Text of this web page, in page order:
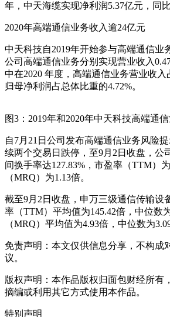
年，中天海缆实现净利润5.37亿元，同比
2020年高端通信业务收入逾24亿元
中天科技自2019年开始参与高端通信业
公司高端通信业务分别实现营业收入
中在2020 年度，高端通信业务营业收入
归母净利润占总体比重的4.72%。
图3：2019年和2020年中天科技高端通
自7月21日公司发布高端通信业务风险
续两个交易日跌停，至9月2日收盘，公
间换手率达127.83%，市盈率（TTM）
（MRQ）为1.13倍。
截至9月2日收盘，申万三级通信传输设
率（TTM）平均值为145.42倍，中位数
（MRQ）平均值为4.93倍，中位数为3.09
免责声明：本文仅供信息分享，不构成
议。
版权声明：本作品版权归面包财经所有
摘编或利用其它方式使用本作品。
特别声明